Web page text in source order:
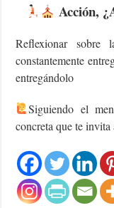
Acción,
Reflexionar sobre
constantemente
entregándolo
‍Siguiendo el
concreta que te invita